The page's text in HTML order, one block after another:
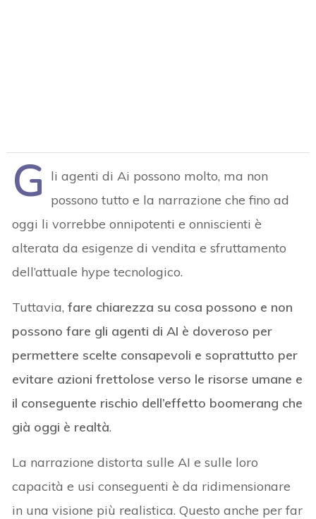
G
li agenti di Ai possono molto, ma non
possono tutto e la narrazione che fino ad
oggi li vorrebbe onnipotenti e onniscienti è
alterata da esigenze di vendita e sfruttamento
dell’attuale hype tecnologico.
Tuttavia,fare chiarezza su cosa possono e non
possono fare gli agenti di AI è doveroso per
permettere scelte consapevoli e soprattutto per
evitare azioni frettolose verso le risorse umane e
il conseguente rischio dell’effetto boomerang che
già oggi è realtà.
La narrazione distorta sulle AI e sulle loro
capacità e usi conseguenti è da ridimensionare
in una visione più realistica. Questo anche per far